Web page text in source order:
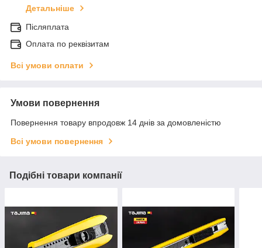
Детальніше
Післяплата
Оплата по реквізитам
Всі умови оплати
Умови повернення
Повернення товару впродовж 14 днів за домовленістю
Всі умови повернення
Подібні товари компанії